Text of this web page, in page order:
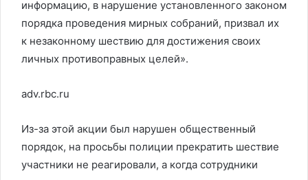
информацию, в нарушение установленного законом
порядка проведения мирных собраний, призвал их
к незаконному шествию для достижения своих
личных противоправных целей».
adv.rbc.ru
Из-за этой акции был нарушен общественный
порядок, на просьбы полиции прекратить шествие
участники не реагировали, а когда сотрудники